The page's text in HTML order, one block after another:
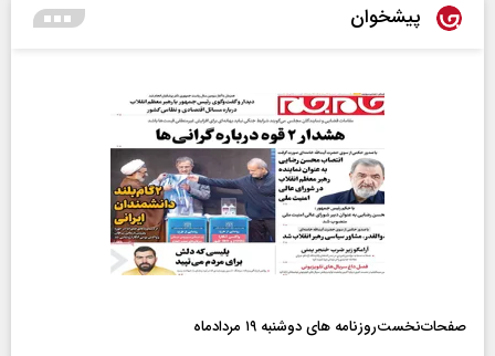
پیشخوان
صفحات‌نخست‌روزنامه ها‌ی دوشنبه ۱۹ مردادماه